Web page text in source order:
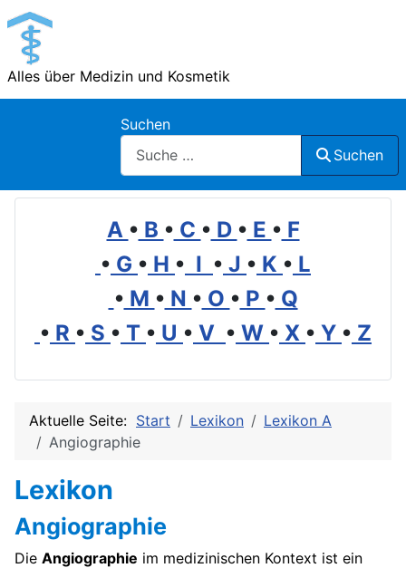
Alles über Medizin und Kosmetik
Suchen
Suchen
A • B • C • D • E • F
• G • H • I • J • K • L
• M • N • O • P • Q
• R • S • T • U • V • W • X • Y • Z
Aktuelle Seite: Start Lexikon
Lexikon A
Angiographie
Lexikon
Angiographie
Die Angiographie im medizinischen Kontext ist ein